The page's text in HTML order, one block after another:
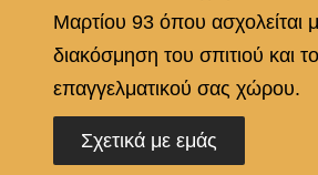
Μαρτίου 93 όπου ασχολείται
διακόσμηση του σπιτιού και
επαγγελματικού σας χώρου.
Σχετικά με εμάς